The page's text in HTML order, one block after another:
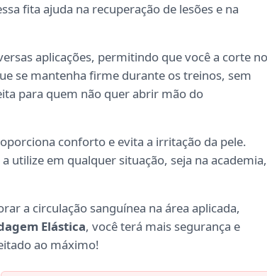
fita ajuda na recuperação de lesões e na
aplicações, permitindo que você a corte no
se mantenha firme durante os treinos, sem
para quem não quer abrir mão do
conforto e evita a irritação da pele.
utilize em qualquer situação, seja na academia,
a circulação sanguínea na área aplicada,
Elástica, você terá mais segurança e
ao máximo!